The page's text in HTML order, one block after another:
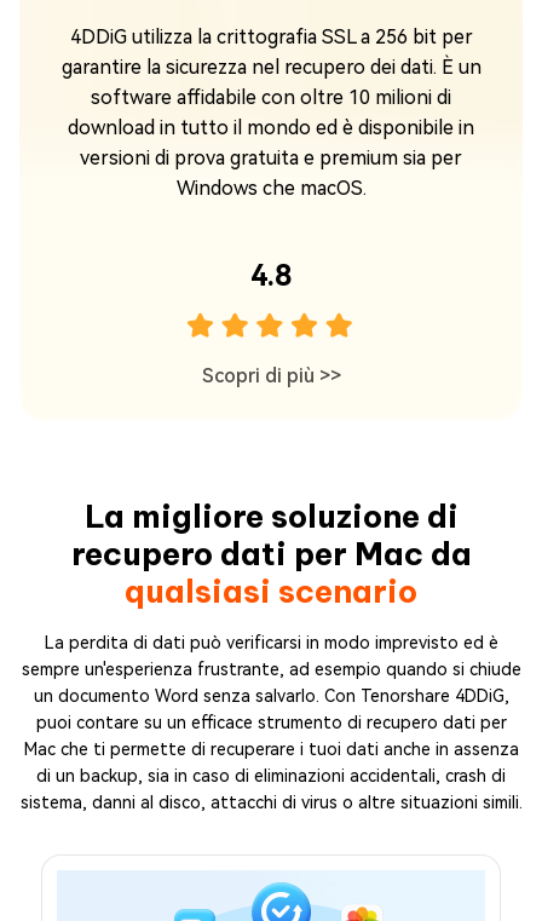
4DDiG utilizza la crittografia SSL a 256 bit per
garantire la sicurezza nel recupero dei dati. È un
software affidabile con oltre 10 milioni di
download in tutto il mondo ed è disponibile in
versioni di prova gratuita e premium sia per
Windows che macOS.
4.8
Scopri di più >>
La migliore soluzione di
recupero dati per Mac da
qualsiasi scenario
La perdita di dati può verificarsi in modo imprevisto ed è
sempre un'esperienza frustrante, ad esempio quando si chiude
un documento Word senza salvarlo. Con Tenorshare 4DDiG,
puoi contare su un efficace strumento di recupero dati per
Mac che ti permette di recuperare i tuoi dati anche in assenza
di un backup, sia in caso di eliminazioni accidentali, crash di
sistema, danni al disco, attacchi di virus o altre situazioni simili.